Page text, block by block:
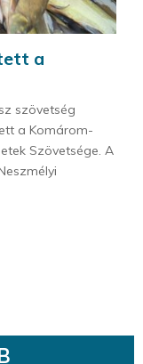
a
szövetség
a Komárom-
Szövetsége. A